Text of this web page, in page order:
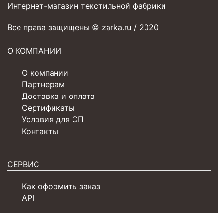
Интернет-магазин текстильной фабрики
Все права защищены © zarka.ru / 2020
О КОМПАНИИ
О компании
Партнерам
Доставка и оплата
Сертификаты
Условия для СП
Контакты
СЕРВИС
Как оформить заказ
API